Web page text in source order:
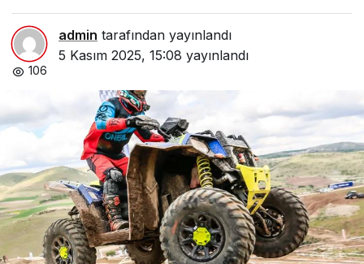
admin tarafından yayınlandı
5 Kasım 2025, 15:08 yayınlandı
106